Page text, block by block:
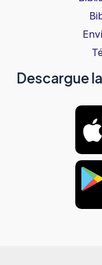
Descargue